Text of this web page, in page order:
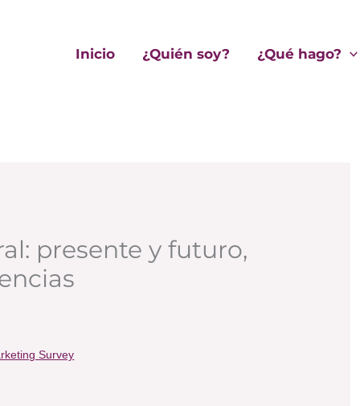
Inicio ¿Quién soy? ¿Qué hago?
presente y futuro,
Survey